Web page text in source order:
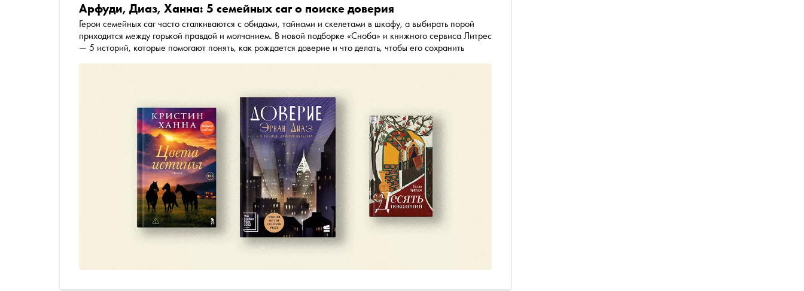
Арфуди, Диаз, Ханна: 5 семейных саг о поиске доверия
Герои семейных саг часто сталкиваются с обидами, тайнами и скелетами в шкафу, а выбирать порой
приходится между горькой правдой и молчанием. В новой подборке «Сноба» и книжного сервиса Литрес
— 5 историй, которые помогают понять, как рождается доверие и что делать, чтобы его сохранить